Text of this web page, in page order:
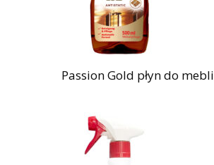
Passion Gold płyn do